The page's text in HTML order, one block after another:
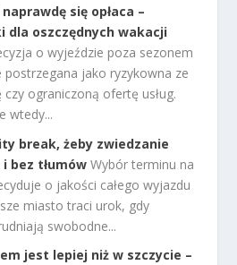
się opłaca –
dla oszczędnych wakacji
o wyjeździe poza sezonem
postrzegana jako ryzykowna ze
ograniczoną ofertę usług.
wtedy...
break, żeby zwiedzanie
bez tłumów Wybór terminu na
o jakości całego wyjazdu
miasto traci urok, gdy
swobodne...
jest lepiej niż w szczycie –